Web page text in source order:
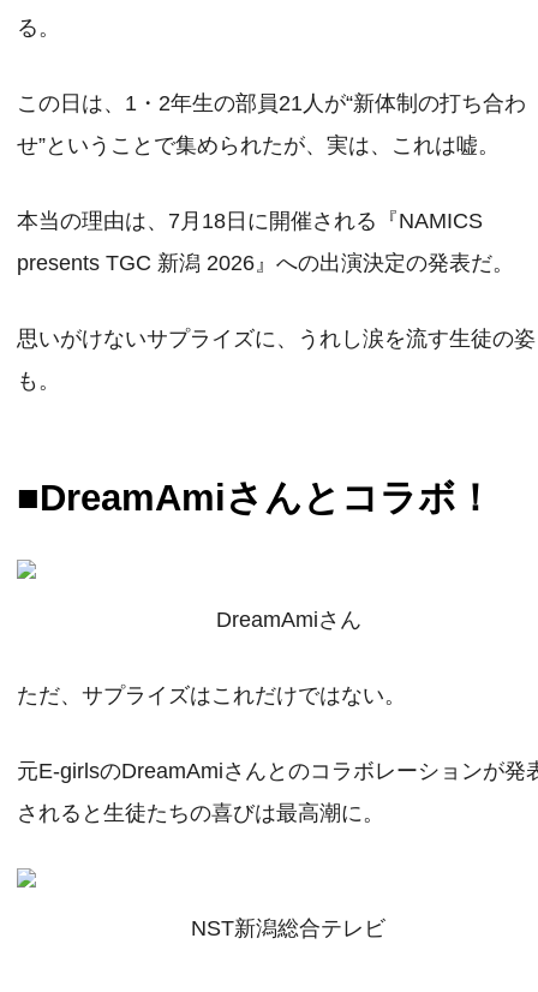
る。
この日は、1・2年生の部員21人が“新体制の打ち合わ
せ”ということで集められたが、実は、これは嘘。
本当の理由は、7月18日に開催される『NAMICS
presents TGC 新潟 2026』への出演決定の発表だ。
思いがけないサプライズに、うれし涙を流す生徒の姿
も。
■DreamAmiさんとコラボ！
DreamAmiさん
ただ、サプライズはこれだけではない。
元E‐girlsのDreamAmiさんとのコラボレーションが発
されると生徒たちの喜びは最高潮に。
NST新潟総合テレビ